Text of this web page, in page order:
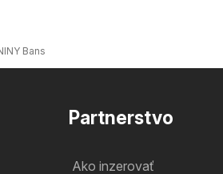
Banská Bystrica
Partnerstvo
Ako inzerovať